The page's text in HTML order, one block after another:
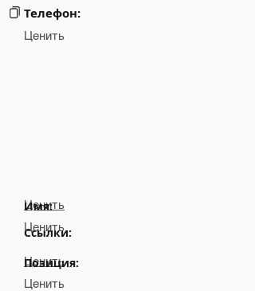
Телефон:
Ценить
Ценить
Ссылки:
Ценить
Имя:
Ценить
Позиция:
Ценить